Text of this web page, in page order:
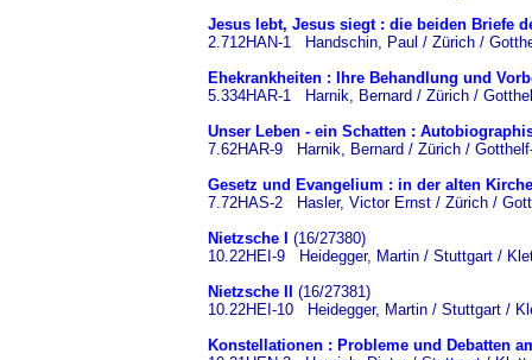
Jesus lebt, Jesus siegt : die beiden Briefe
2.712HAN-1 Handschin, Paul / Zürich /
Ehekrankheiten : Ihre Behandlung und
5.334HAR-1 Harnik, Bernard / Zürich /
Unser Leben - ein Schatten :
7.62HAR-9 Harnik, Bernard / Zürich /
Gesetz und Evangelium : in der alten
7.72HAS-2 Hasler, Victor Ernst / Zürich /
Nietzsche I
(16/27380)
10.22HEI-9 Heidegger, Martin / Stuttgart /
Nietzsche II
(16/27381)
10.22HEI-10 Heidegger, Martin / Stuttgart /
Konstellationen : Probleme und Debatten